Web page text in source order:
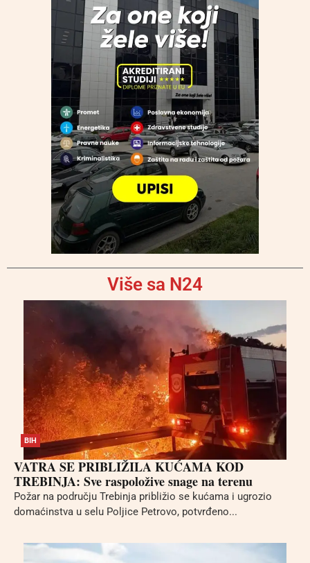
Više sa N24
BIH
VATRA SE PRIBLIŽILA KUĆAMA KOD
TREBINJA: Sve raspoložive snage na terenu
Požar na području Trebinja približio se kućama i ugrozio
domaćinstva u selu Poljice Petrovo, potvrđeno...